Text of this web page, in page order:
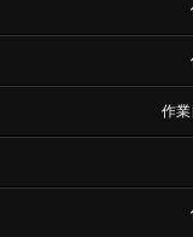
作業